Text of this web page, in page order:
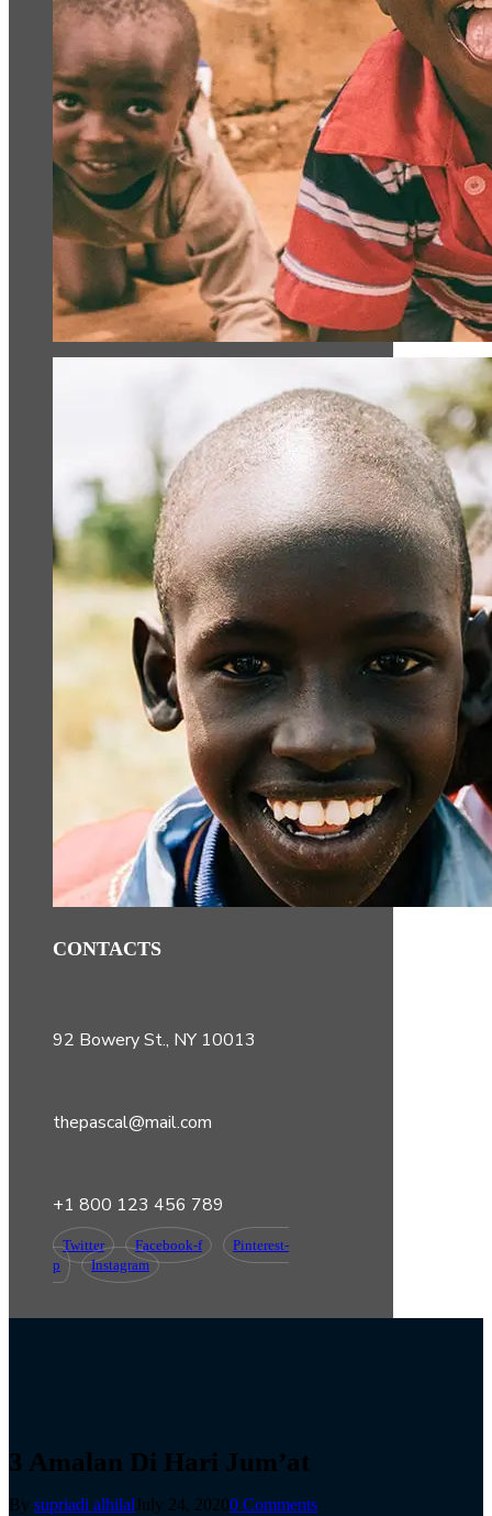
CONTACTS
92 Bowery St., NY 10013
thepascal@mail.com
+1 800 123 456 789
Twitter Facebook-f
Pinterest-
p
Instagram
3 Amalan Di Hari Jum’at
By supriadi alhilal July 24, 20200 Comments